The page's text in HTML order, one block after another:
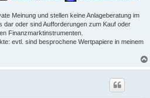
Meinung und stellen keine Anlageberatung im
dar oder sind Aufforderungen zum Kauf oder
Finanzmarktinstrumenten.
evtl. sind besprochene Wertpapiere in meinem